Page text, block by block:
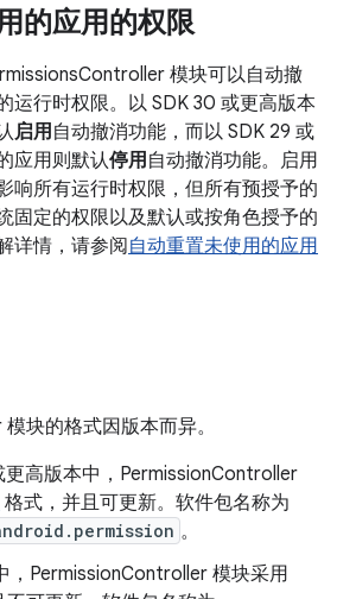
的应用的权限
模块可以自动撤
运行时权限。以 SDK 30 或更高版本
启用自动撤消功能，而以 SDK 29 或
应用则默认停用自动撤消功能。启用
响所有运行时权限，但所有预授予的
固定的权限以及默认或按角色授予的
详情，请参阅 自动重置未使用的应用
块的格式因版本而异。
更高版本中，PermissionController
格式，并且可更新。软件包名称为
。
，PermissionController 模块采用